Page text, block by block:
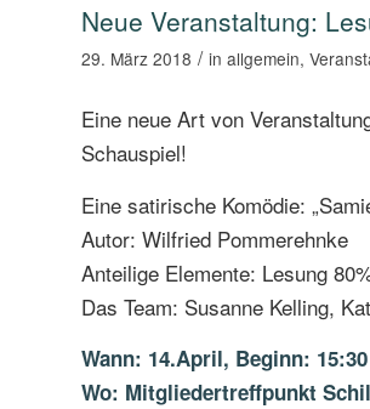
Neue Veranstaltung:
29. März 2018 / in allgemein,
Eine neue Art von
Schauspiel!
Eine satirische Komödie:
Autor: Wilfried Pommerehnke
Anteilige Elemente: Lesung
Das Team: Susanne Kelling,
Wann: 14.April, Beginn:
Wo: Mitgliedertreffpunkt